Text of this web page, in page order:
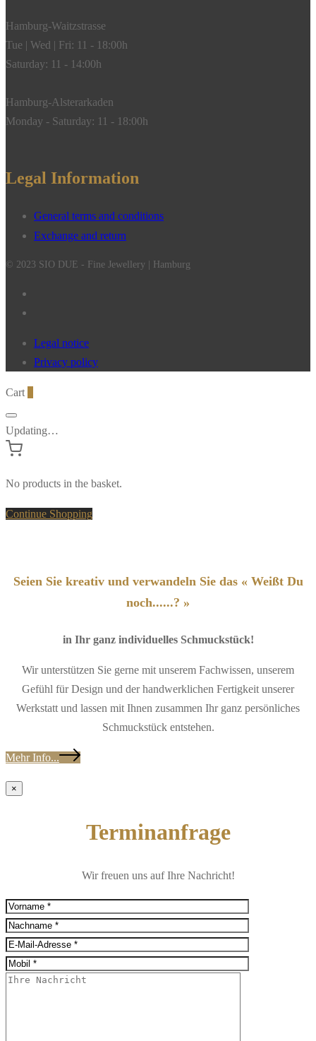
Hamburg-Waitzstrasse
Tue | Wed | Fri: 11 - 18:00h
Saturday: 11 - 14:00h
Hamburg-Alsterarkaden
Monday - Saturday: 11 - 18:00h
Legal Information
General terms and conditions
Exchange and return
© 2023 SIO DUE - Fine Jewellery | Hamburg
Legal notice
Privacy policy
Cart
Updating…
No products in the basket.
Continue Shopping
Seien Sie kreativ und verwandeln Sie das « Weißt Du
noch......? »
in Ihr ganz individuelles Schmuckstück!
Wir unterstützen Sie gerne mit unserem Fachwissen, unserem
Gefühl für Design und der handwerklichen Fertigkeit unserer
Werkstatt und lassen mit Ihnen zusammen Ihr ganz persönliches
Schmuckstück entstehen.
Mehr Info...
×
Terminanfrage
Wir freuen uns auf Ihre Nachricht!